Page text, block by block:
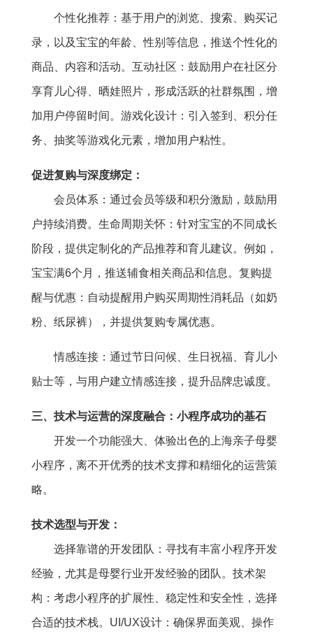
个性化推荐：基于用户的浏览、搜索、购买记
录，以及宝宝的年龄、性别等信息，推送个性化的
商品、内容和活动。互动社区：鼓励用户在社区分
享育儿心得、晒娃照片，形成活跃的社群氛围，增
加用户停留时间。游戏化设计：引入签到、积分任
务、抽奖等游戏化元素，增加用户粘性。
促进复购与深度绑定：
会员体系：通过会员等级和积分激励，鼓励用
户持续消费。生命周期关怀：针对宝宝的不同成长
阶段，提供定制化的产品推荐和育儿建议。例如，
宝宝满6个月，推送辅食相关商品和信息。复购提
醒与优惠：自动提醒用户购买周期性消耗品（如奶
粉、纸尿裤），并提供复购专属优惠。
情感连接：通过节日问候、生日祝福、育儿小
贴士等，与用户建立情感连接，提升品牌忠诚度。
三、技术与运营的深度融合：小程序成功的基石
开发一个功能强大、体验出色的上海亲子母婴
小程序，离不开优秀的技术支撑和精细化的运营策
略。
技术选型与开发：
选择靠谱的开发团队：寻找有丰富小程序开发
经验，尤其是母婴行业开发经验的团队。技术架
构：考虑小程序的扩展性、稳定性和安全性，选择
合适的技术栈。UI/UX设计：确保界面美观、操作